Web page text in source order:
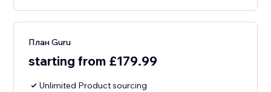
План Guru
starting from £179.99
Unlimited Product sourcing